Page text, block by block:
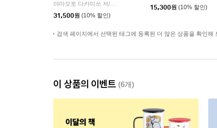
야마모토 다카미쓰 저/지비원 역
메멘토
31,500원 (10% 할인)
15,300원 (10% 할인)
검색 페이지에서 선택된 태그에 등록된 더 많은 상품을 확인해
이 상품의 이벤트 (6개)